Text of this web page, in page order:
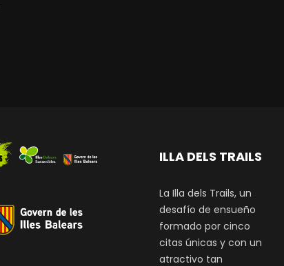
ILLA DELS TRAILS
La Illa dels Trails, un
desafío de ensueño
formado por cinco
citas únicas y con un
atractivo tan